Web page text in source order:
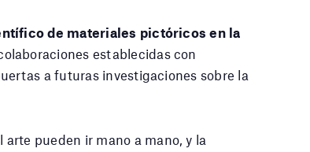
de materiales pictóricos en la
establecidas con
a futuras investigaciones sobre la
pueden ir mano a mano, y la